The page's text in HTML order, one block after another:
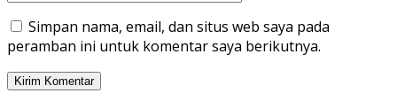
Simpan nama, email, dan situs web saya pada
peramban ini untuk komentar saya berikutnya.